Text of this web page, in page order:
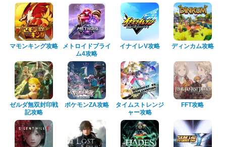
マモンキング攻略
メトロイドプライ
ム4攻略
イナイレV攻略 ディンカム攻略
ゼルダ無双封印戦
記攻略
ポケモンZA攻略
タイムストレンジ
ャー攻略
FFT攻略